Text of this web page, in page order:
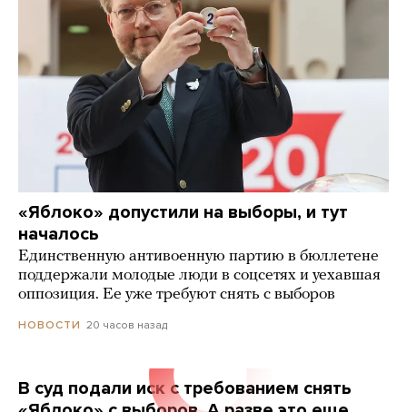
«Яблоко» допустили на выборы, и тут
началось
Единственную антивоенную партию в бюллетене
поддержали молодые люди в соцсетях и уехавшая
оппозиция. Ее уже требуют снять с выборов
НОВОСТИ 20 часов назад
В суд подали иск с требованием снять